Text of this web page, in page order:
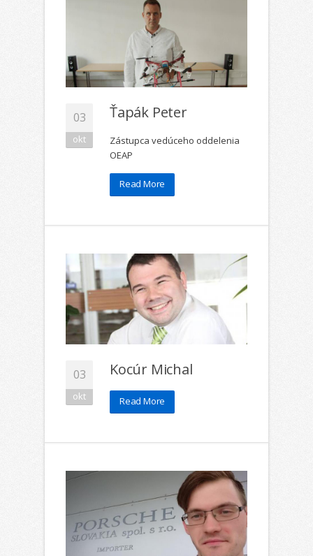
03
okt
Ťapák Peter
Zástupca vedúceho oddelenia
OEAP
Read More
03
okt
Kocúr Michal
Read More